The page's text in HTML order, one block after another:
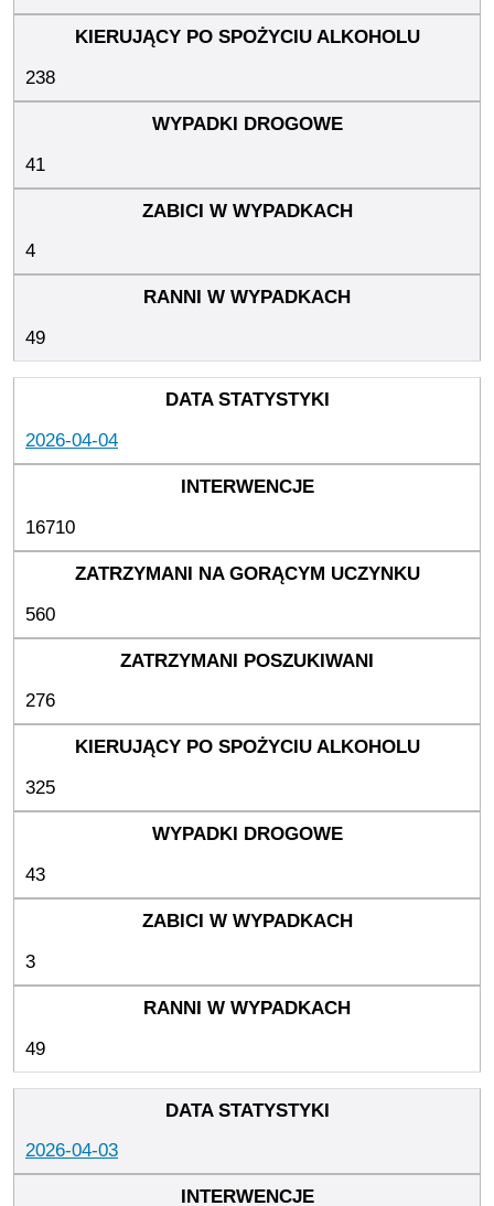
238
41
4
49
2026-04-04
16710
560
276
325
43
3
49
2026-04-03